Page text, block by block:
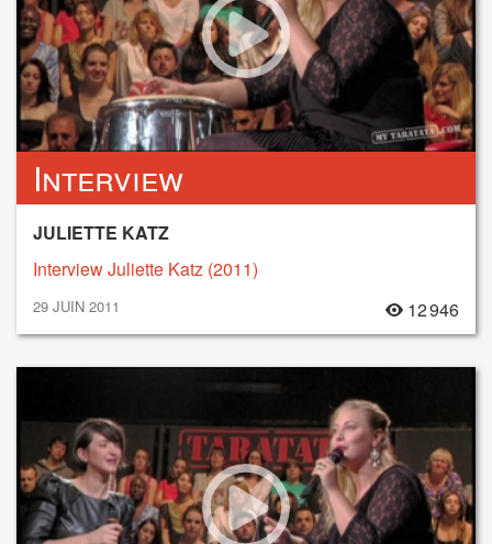
Interview
JULIETTE KATZ
Interview Juliette Katz (2011)
29 JUIN 2011 12 946